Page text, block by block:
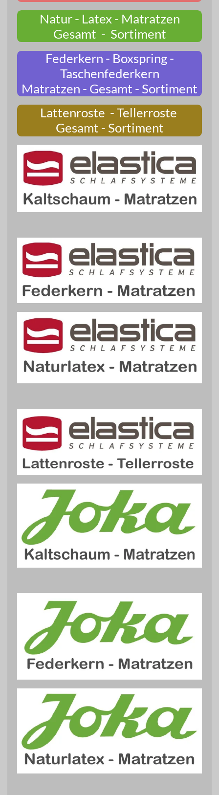
Natur - Latex - Matratzen
Gesamt - Sortiment
Federkern - Boxspring -
Taschenfederkern
Matratzen - Gesamt - Sortiment
Lattenroste - Tellerroste
Gesamt - Sortiment